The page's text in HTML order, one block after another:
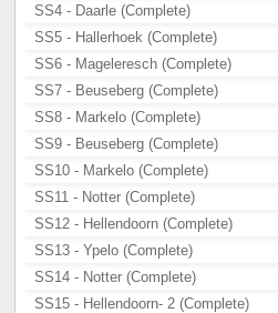
SS4 - Daarle (Complete)
SS5 - Hallerhoek (Complete)
SS6 - Mageleresch (Complete)
SS7 - Beuseberg (Complete)
SS8 - Markelo (Complete)
SS9 - Beuseberg (Complete)
SS10 - Markelo (Complete)
SS11 - Notter (Complete)
SS12 - Hellendoorn (Complete)
SS13 - Ypelo (Complete)
SS14 - Notter (Complete)
SS15 - Hellendoorn- 2 (Complete)